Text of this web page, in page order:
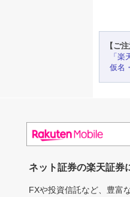
【ご
「
仮名
ネット証券の楽天証券
FXや投資信託など、豊富